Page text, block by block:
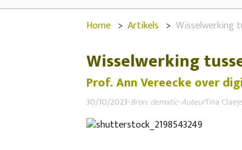
Home Artikels Wisselwerking
Wisselwerking
Prof. Ann Vereecke over
30/10/2023-Bron: dematic-AuteurTina